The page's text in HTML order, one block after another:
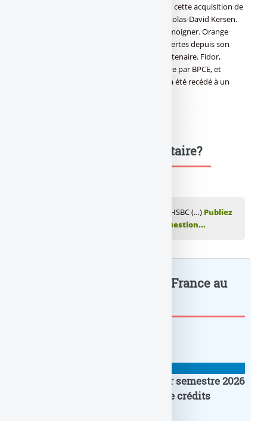
mesure reste pertinente très longtemps, si cette acquisition de
clients n’est pas rentabilisée », prévient Nicolas-David Kersen.
Certaines banques en ligne peuvent en témoigner. Orange
Bank, qui cumule plus de 600 millions de pertes depuis son
lancement en 2017, peine à trouver un partenaire. Fidor,
racheté 150 millions d’euros la même année par BPCE, et
déprécié d’autant dans les comptes 2019, a été recédé à un
Une question, un commentaire?
💬 Réagir à cet article HSBC cède sa filiale HSBC (…) Publiez
votre commentaire ou posez votre question...
HSBC cède sa filiale HSBC France au
Crédit Agricole IDF : un premier semestre 2026
flamboyant, record d’encours de crédits